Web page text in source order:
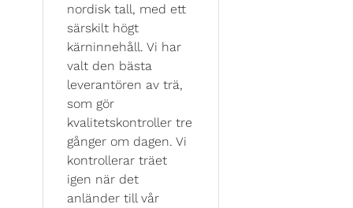
nordisk tall, med ett
särskilt högt
kärninnehåll. Vi har
valt den bästa
leverantören av trä,
som gör
kvalitetskontroller tre
gånger om dagen. Vi
kontrollerar träet
igen när det
anländer till vår